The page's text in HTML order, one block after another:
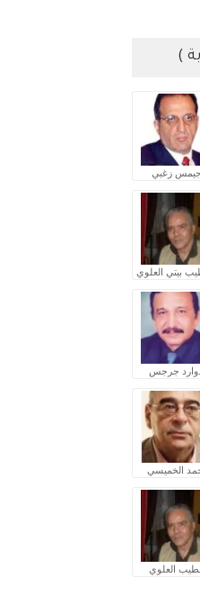
)
جيمس زغبي
بيتي العلوي
جرجس
الخميسي
العلوي